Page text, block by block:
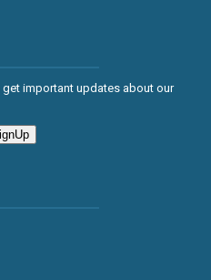
important updates about our